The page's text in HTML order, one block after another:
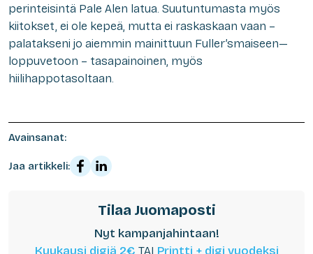
perinteisintä Pale Alen latua. Suutuntumasta myös
kiitokset, ei ole kepeä, mutta ei raskaskaan vaan –
palatakseni jo aiemmin mainittuun Fuller’smaiseen—
loppuvetoon – tasapainoinen, myös
hiilihappotasoltaan.
Avainsanat:
Jaa artikkeli:
Tilaa Juomaposti
Nyt kampanjahintaan!
Kuukausi digiä 2€ TAI Printti + digi vuodeksi